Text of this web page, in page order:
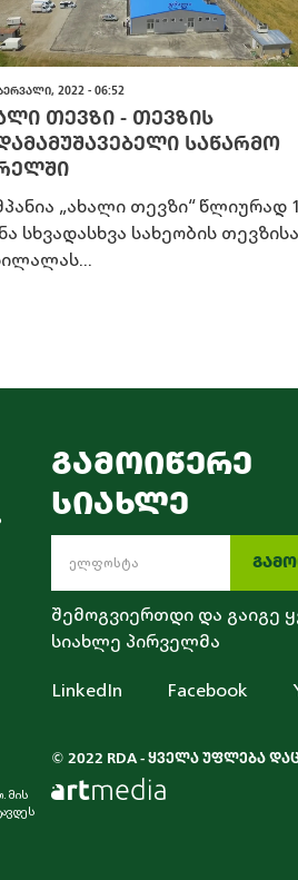
2022 - 06:52
ᲗᲔᲕᲖᲘ - ᲗᲔᲕᲖᲘᲡ
ᲡᲐᲬᲐᲠᲛᲝ
„ახალი თევზი“ წლიურად
სხვადასხვა სახეობის
მის
ᲒᲐᲛᲝᲘᲬᲔᲠᲔ
ᲡᲘᲐᲮᲚᲔ
შემოგვიერთდი და გაიგე
სიახლე პირველმა
LinkedIn Facebook
© 2022 RDA - ᲧᲕᲔᲚᲐ ᲣᲤᲚᲔᲑᲐ